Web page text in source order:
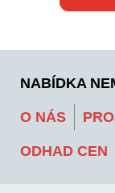
NABÍDKA
O NÁS
ODHAD CEN